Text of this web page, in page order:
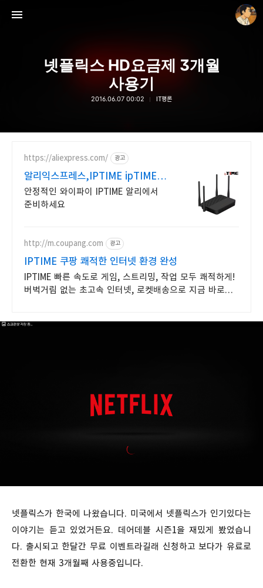
넷플릭스 HD요금제 3개월
사용기
2016.06.07 00:02 IT평론
https://aliexpress.com/ 광고
알리익스프레스,IPTIME ipTIME
알리쇼핑 공유기
안정적인 와이파이 IPTIME 알리에서
준비하세요
http://m.coupang.com 광고
IPTIME 쿠팡 쾌적한 인터넷 환경 완성
IPTIME 빠른 속도로 게임, 스트리밍, 작업 모두 쾌적하게!
버벅거림 없는 초고속 인터넷, 로켓배송으로 지금 바로
넷플릭스가 한국에 나왔습니다. 미국에서 넷플릭스가 인기있다는
이야기는 듣고 있었거든요. 데어데블 시즌1을 재밌게 봤었습니
다. 출시되고 한달간 무료 이벤트라길래 신청하고 보다가 유료로
전환한 현재 3개월째 사용중입니다.
thebravepost.com